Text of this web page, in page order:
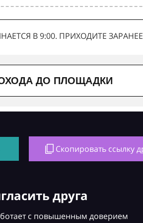
В 9:00. ПРИХОДИТЕ ЗАРАНЕЕ
ДО ПЛОЩАДКИ
Скопировать ссылку
друга
с повышенным доверием